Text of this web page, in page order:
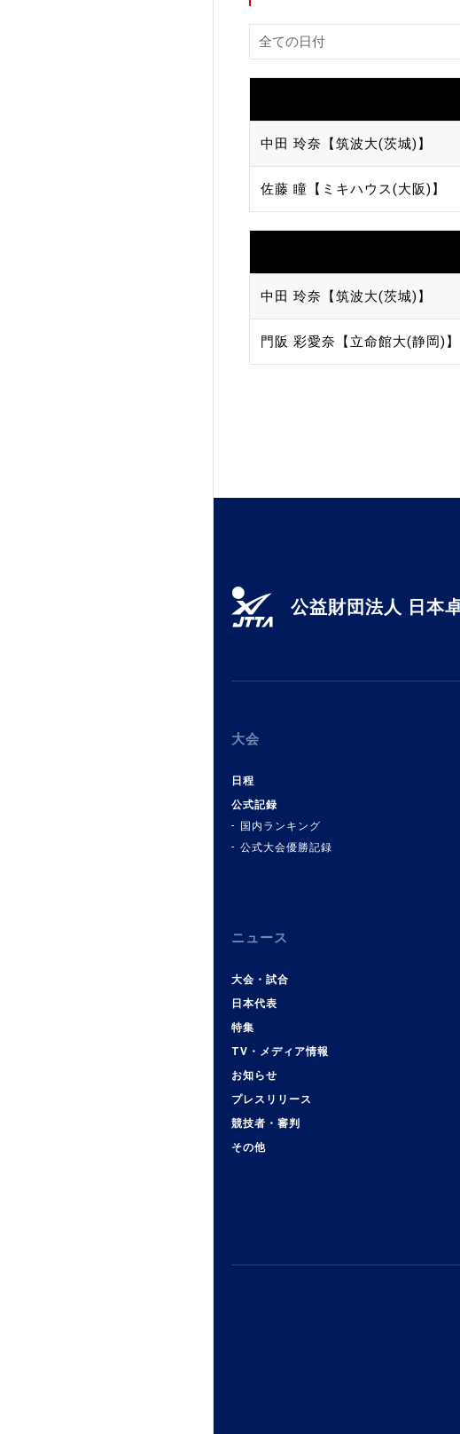
中田 玲奈【筑波大(茨城)】
佐藤 瞳【ミキハウス(大阪)】
中田 玲奈【筑波大(茨城)】
門阪 彩愛奈【立命館大(静岡)】
公益財団法人 日本
大会
日程
公式記録
国内ランキング
公式大会優勝記録
ニュース
大会・試合
日本代表
特集
TV・メディア情報
お知らせ
プレスリリース
競技者・審判
その他